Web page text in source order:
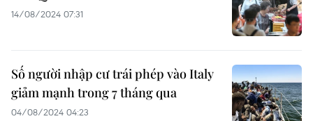
14/08/2024 07:31
Số người nhập cư trái phép vào Italy
giảm mạnh trong 7 tháng qua
04/08/2024 04:23